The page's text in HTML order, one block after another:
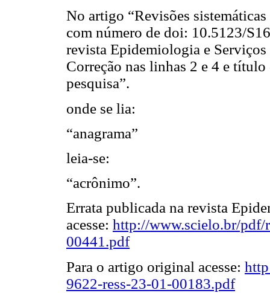
No artigo “Revisões
com número de doi: 10.5123/
revista Epidemiologia e
Correção nas linhas 2 e 4 e título
pesquisa”.
onde se lia:
“anagrama”
leia-se:
“acrônimo”.
Errata publicada na revista
acesse: http://www.scielo.br/pdf/
00441.pdf
Para o artigo original acesse:
9622-ress-23-01-00183.pdf